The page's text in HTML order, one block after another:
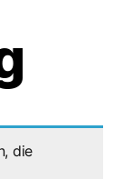
die